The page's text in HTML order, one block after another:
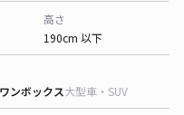
高さ
190cm 以下
ワンボックス大型車・SUV